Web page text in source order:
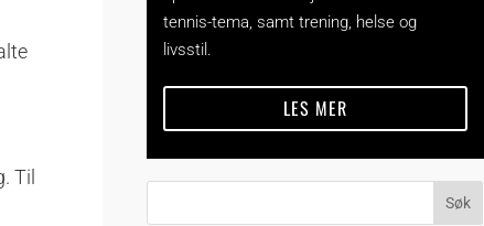
Til
tennis-tema, samt trening, helse og
livsstil.
LES MER